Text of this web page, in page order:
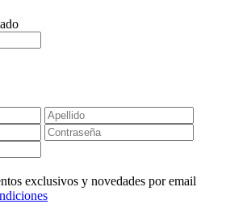
exclusivos y novedades por email